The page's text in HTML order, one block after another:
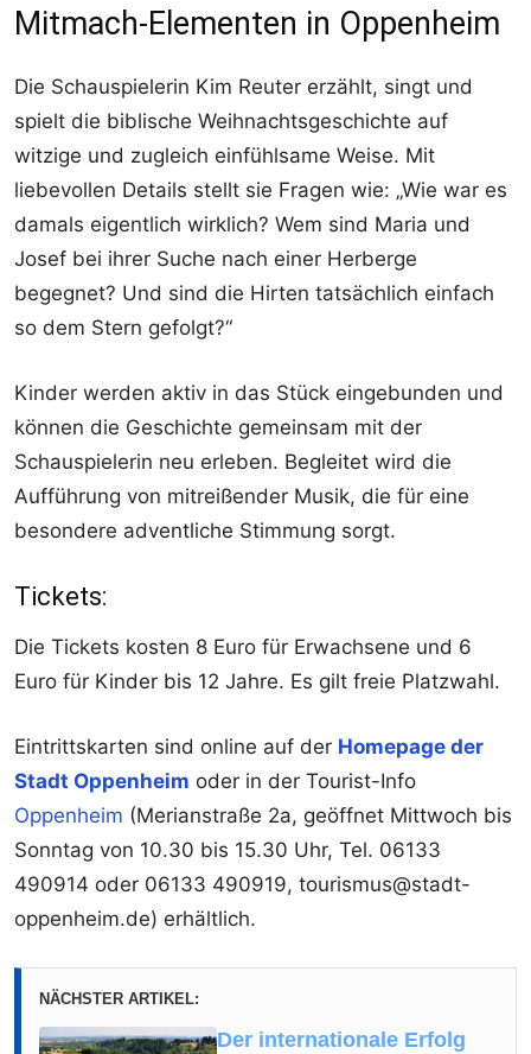
Mitmach-Elementen in Oppenheim
Die Schauspielerin Kim Reuter erzählt, singt und
spielt die biblische Weihnachtsgeschichte auf
witzige und zugleich einfühlsame Weise. Mit
liebevollen Details stellt sie Fragen wie: „Wie war es
damals eigentlich wirklich? Wem sind Maria und
Josef bei ihrer Suche nach einer Herberge
begegnet? Und sind die Hirten tatsächlich einfach
so dem Stern gefolgt?“
Kinder werden aktiv in das Stück eingebunden und
können die Geschichte gemeinsam mit der
Schauspielerin neu erleben. Begleitet wird die
Aufführung von mitreißender Musik, die für eine
besondere adventliche Stimmung sorgt.
Tickets:
Die Tickets kosten 8 Euro für Erwachsene und 6
Euro für Kinder bis 12 Jahre. Es gilt freie Platzwahl.
Eintrittskarten sind online auf der Homepage der
Stadt Oppenheim oder in der Tourist-Info
Oppenheim (Merianstraße 2a, geöffnet Mittwoch bis
Sonntag von 10.30 bis 15.30 Uhr, Tel. 06133
490914 oder 06133 490919, tourismus@stadt-
oppenheim.de) erhältlich.
NÄCHSTER ARTIKEL:
Der internationale Erfolg